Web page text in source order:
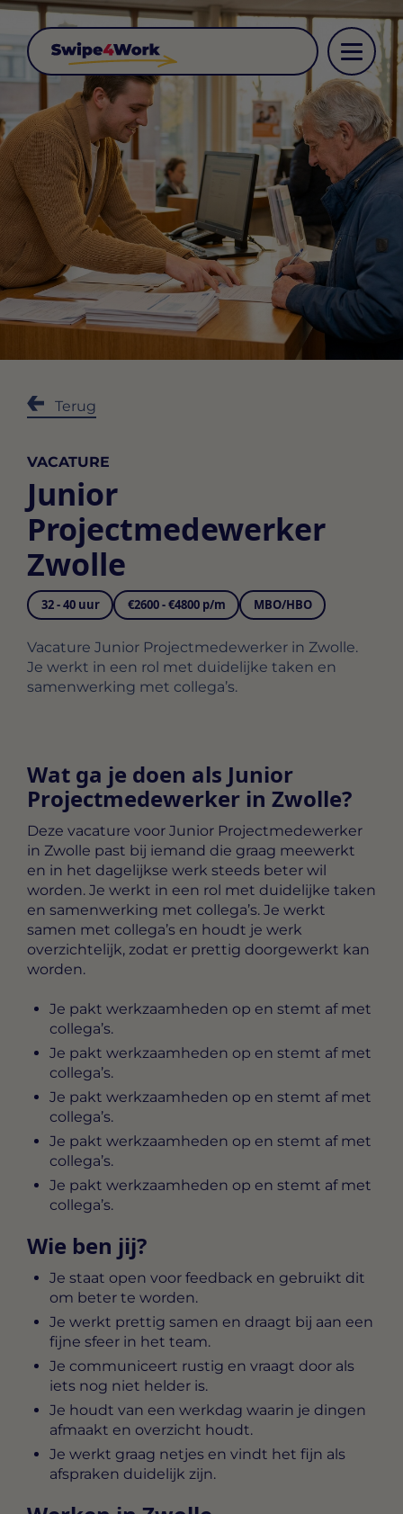
Terug
VACATURE
Junior
Projectmedewerker
Zwolle
32 - 40 uur €2600 - €4800 p/m MBO/HBO
Vacature Junior Projectmedewerker in Zwolle.
Je werkt in een rol met duidelijke taken en
samenwerking met collega’s.
Wat ga je doen als Junior
Projectmedewerker in Zwolle?
Deze vacature voor Junior Projectmedewerker
in Zwolle past bij iemand die graag meewerkt
en in het dagelijkse werk steeds beter wil
worden. Je werkt in een rol met duidelijke taken
en samenwerking met collega’s. Je werkt
samen met collega’s en houdt je werk
overzichtelijk, zodat er prettig doorgewerkt kan
worden.
Je pakt werkzaamheden op en stemt af met
collega’s.
Je pakt werkzaamheden op en stemt af met
collega’s.
Je pakt werkzaamheden op en stemt af met
collega’s.
Je pakt werkzaamheden op en stemt af met
collega’s.
Je pakt werkzaamheden op en stemt af met
collega’s.
Wie ben jij?
Je staat open voor feedback en gebruikt dit
om beter te worden.
Je werkt prettig samen en draagt bij aan een
fijne sfeer in het team.
Je communiceert rustig en vraagt door als
iets nog niet helder is.
Je houdt van een werkdag waarin je dingen
afmaakt en overzicht houdt.
Je werkt graag netjes en vindt het fijn als
afspraken duidelijk zijn.